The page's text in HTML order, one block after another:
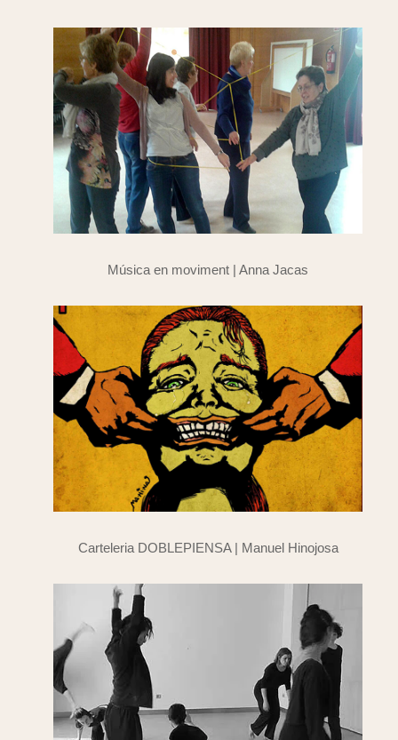
Música en moviment | Anna Jacas
Carteleria DOBLEPIENSA | Manuel Hinojosa